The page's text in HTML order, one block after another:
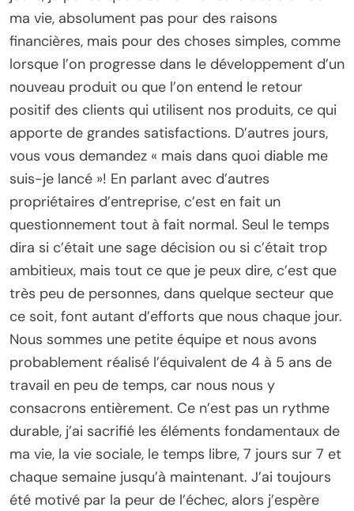
ma vie, absolument pas pour des raisons
financières, mais pour des choses simples, comme
lorsque l’on progresse dans le développement d’un
nouveau produit ou que l’on entend le retour
positif des clients qui utilisent nos produits, ce qui
apporte de grandes satisfactions. D’autres jours,
vous vous demandez « mais dans quoi diable me
suis-je lancé »! En parlant avec d’autres
propriétaires d’entreprise, c’est en fait un
questionnement tout à fait normal. Seul le temps
dira si c’était une sage décision ou si c’était trop
ambitieux, mais tout ce que je peux dire, c’est que
très peu de personnes, dans quelque secteur que
ce soit, font autant d’efforts que nous chaque jour.
Nous sommes une petite équipe et nous avons
probablement réalisé l’équivalent de 4 à 5 ans de
travail en peu de temps, car nous nous y
consacrons entièrement. Ce n’est pas un rythme
durable, j’ai sacrifié les éléments fondamentaux de
ma vie, la vie sociale, le temps libre, 7 jours sur 7 et
chaque semaine jusqu’à maintenant. J’ai toujours
été motivé par la peur de l’échec, alors j’espère